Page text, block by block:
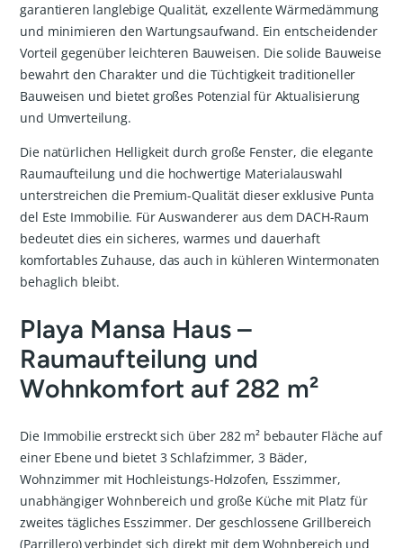
garantieren langlebige Qualität, exzellente Wärmedämmung
und minimieren den Wartungsaufwand. Ein entscheidender
Vorteil gegenüber leichteren Bauweisen. Die solide Bauweise
bewahrt den Charakter und die Tüchtigkeit traditioneller
Bauweisen und bietet großes Potenzial für Aktualisierung
und Umverteilung.
Die natürlichen Helligkeit durch große Fenster, die elegante
Raumaufteilung und die hochwertige Materialauswahl
unterstreichen die Premium-Qualität dieser exklusive Punta
del Este Immobilie. Für Auswanderer aus dem DACH-Raum
bedeutet dies ein sicheres, warmes und dauerhaft
komfortables Zuhause, das auch in kühleren Wintermonaten
behaglich bleibt.
Playa Mansa Haus –
Raumaufteilung und
Wohnkomfort auf 282 m²
Die Immobilie erstreckt sich über 282 m² bebauter Fläche auf
einer Ebene und bietet 3 Schlafzimmer, 3 Bäder,
Wohnzimmer mit Hochleistungs-Holzofen, Esszimmer,
unabhängiger Wohnbereich und große Küche mit Platz für
zweites tägliches Esszimmer. Der geschlossene Grillbereich
(Parrillero) verbindet sich direkt mit dem Wohnbereich und